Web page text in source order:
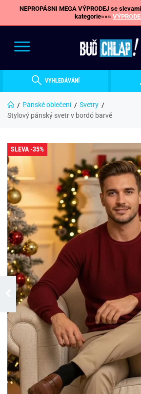
NEPROPÁSNI MEGA VÝPRODEJ se
kategorie»»»
VYHLEDÁVÁNÍ
Pánské oblečení
Svetry
Stylový pánský svetr v bordó barvě
SLEVA -35%